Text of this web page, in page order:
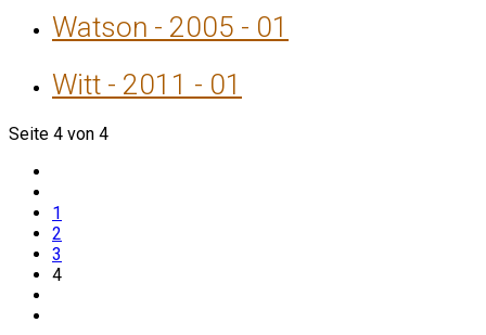
Watson - 2005 - 01
Witt - 2011 - 01
Seite 4 von 4
1
2
3
4